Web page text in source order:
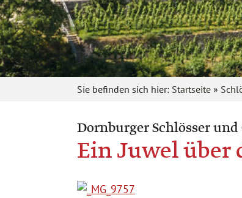
Sie befinden sich hier: Startseite »
Dornburger Schlösser
Ein Juwel über